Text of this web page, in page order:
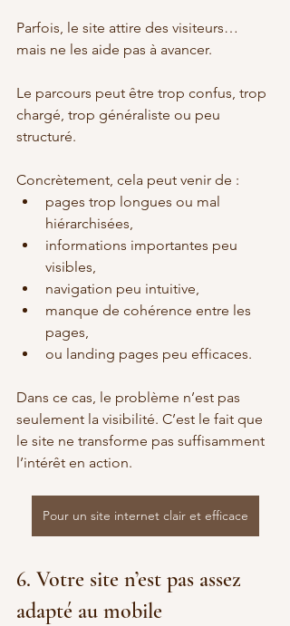
Parfois, le site attire des visiteurs…
mais ne les aide pas à avancer.
Le parcours peut être trop confus, trop
chargé, trop généraliste ou peu
structuré.
Concrètement, cela peut venir de :
pages trop longues ou mal
hiérarchisées,
informations importantes peu
visibles,
navigation peu intuitive,
manque de cohérence entre les
pages,
ou landing pages peu efficaces.
Dans ce cas, le problème n’est pas
seulement la visibilité. C’est le fait que
le site ne transforme pas suffisamment
l’intérêt en action.
Pour un site internet clair et efficace
6. Votre site n’est pas assez
adapté au mobile